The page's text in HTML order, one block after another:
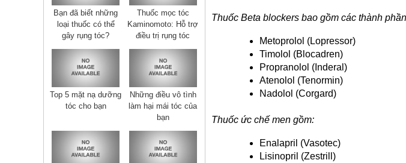
Bạn đã biết những
loại thuốc có thể
gây rụng tóc?
Thuốc mọc tóc
Kaminomoto: Hỗ trợ
điều trị rụng tóc
Top 5 mặt nạ dưỡng
tóc cho bạn
Những điều vô tình
làm hại mái tóc của
bạn
Thuốc Beta blockers bao gồm các thành
Metoprolol (Lopressor)
Timolol (Blocadren)
Propranolol (Inderal)
Atenolol (Tenormin)
Nadolol (Corgard)
Thuốc ức chế men gồm:
Enalapril (Vasotec)
Lisinopril (Zestrill)